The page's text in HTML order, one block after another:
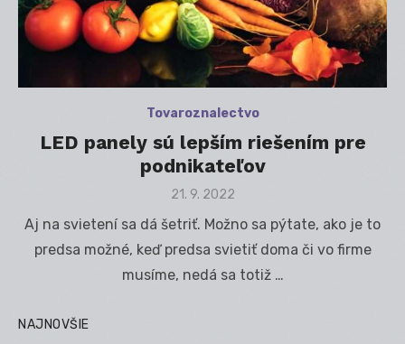
Tovaroznalectvo
LED panely sú lepším riešením pre
podnikateľov
Posted
21. 9. 2022
Aj na svietení sa dá šetriť. Možno sa pýtate, ako je to
predsa možné, keď predsa svietiť doma či vo firme
musíme, nedá sa totiž …
NAJNOVŠIE